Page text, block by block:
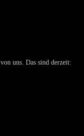
von uns. Das sind derzeit: